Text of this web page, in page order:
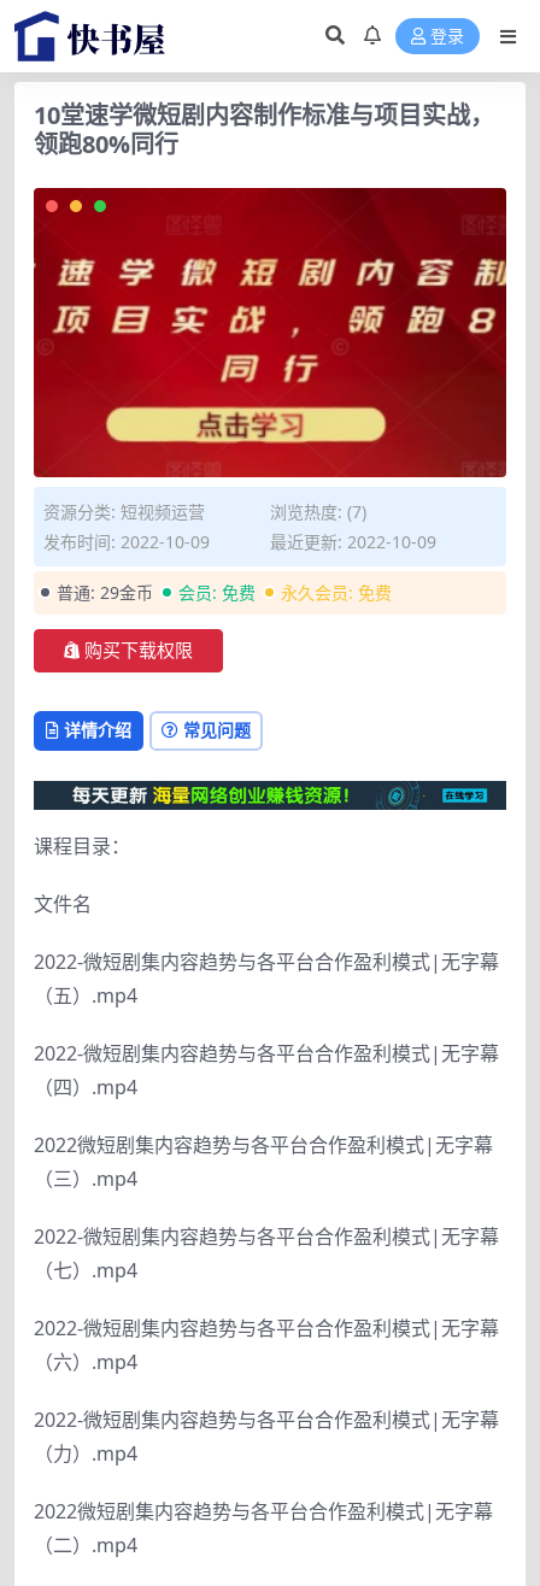
登录
10堂速学微短剧内容制作标准与项目实战，
领跑80%同行
资源分类: 短视频运营
浏览热度: (7)
发布时间: 2022-10-09
最近更新: 2022-10-09
普通: 29金币 会员: 免费 永久会员: 免费
购买下载权限
详情介绍 常见问题
课程目录：
文件名
2022-微短剧集内容趋势与各平台合作盈利模式|无字幕
（五）.mp4
2022-微短剧集内容趋势与各平台合作盈利模式|无字幕
（四）.mp4
2022微短剧集内容趋势与各平台合作盈利模式|无字幕
（三）.mp4
2022-微短剧集内容趋势与各平台合作盈利模式|无字幕
（七）.mp4
2022-微短剧集内容趋势与各平台合作盈利模式|无字幕
（六）.mp4
2022-微短剧集内容趋势与各平台合作盈利模式|无字幕
（力）.mp4
2022微短剧集内容趋势与各平台合作盈利模式|无字幕
（二）.mp4